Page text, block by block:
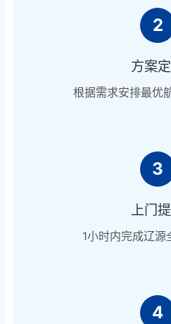
2
方案
根据需求安排最优
3
上门
1小时内完成辽源
4